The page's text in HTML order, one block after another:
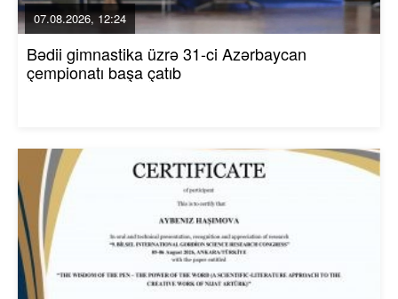
07.08.2026, 12:24
Bədii gimnastika üzrə 31-ci Azərbaycan
çempionatı başa çatıb